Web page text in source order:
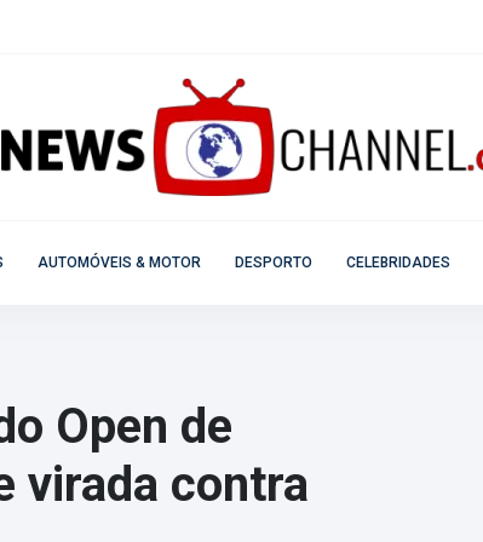
AUTOMÓVEIS & MOTOR DESPORTO CELEBRIDADES
Open de
virada contra